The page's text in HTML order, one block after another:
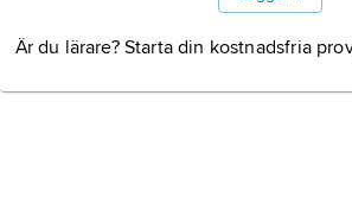
Är du lärare? Starta din kostnadsfria